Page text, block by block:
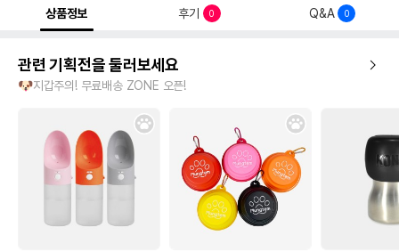
상품정보 후기 0 Q&A 0
관련 기획전을 둘러보세요
🐶지갑주의! 무료배송 ZONE 오픈!